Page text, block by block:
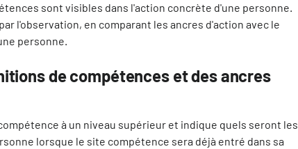
sont visibles dans l'action concrète d'une personne.
l'observation, en comparant les ancres d'action avec le
personne.
de compétences et des ancres
à un niveau supérieur et indique quels seront les
lorsque le site compétence sera déjà entré dans sa